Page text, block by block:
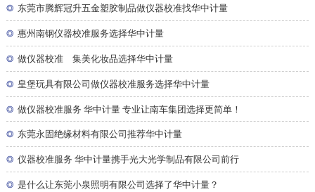
◎ 东莞市腾辉冠升五金塑胶制品做仪器校准找华中计量
◎ 惠州南钢仪器校准服务选择华中计量
◎ 做仪器校准 集美化妆品选择华中计量
◎ 皇堡玩具有限公司做仪器校准服务选择华中计量
◎ 做仪器校准服务 华中计量 专业让南车集团选择更简单！
◎ 东莞永固绝缘材料有限公司推荐华中计量
◎ 仪器校准服务 华中计量携手光大光学制品有限公司前行
◎ 是什么让东莞小泉照明有限公司选择了华中计量？